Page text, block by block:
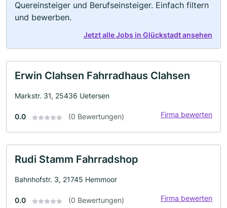
Quereinsteiger und Berufseinsteiger. Einfach filtern
und bewerben.
Jetzt alle Jobs in Glückstadt ansehen
Erwin Clahsen Fahrradhaus Clahsen
Markstr. 31, 25436 Uetersen
0.0 (0 Bewertungen) Firma bewerten
Rudi Stamm Fahrradshop
Bahnhofstr. 3, 21745 Hemmoor
0.0 (0 Bewertungen) Firma bewerten